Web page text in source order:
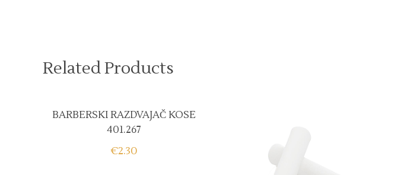
Related Products
BARBERSKI RAZDVAJAČ KOSE
401.267
€2.30